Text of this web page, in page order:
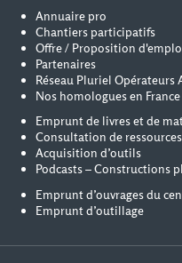
Annuaire pro
Chantiers participatifs
Offre / Proposition
Partenaires
Réseau Pluriel Opérateurs
Nos homologues en France
Emprunt de livres et de
Consultation de
Acquisition d’outils
Podcasts – Constructions
Emprunt d’ouvrages du
Emprunt d’outillage